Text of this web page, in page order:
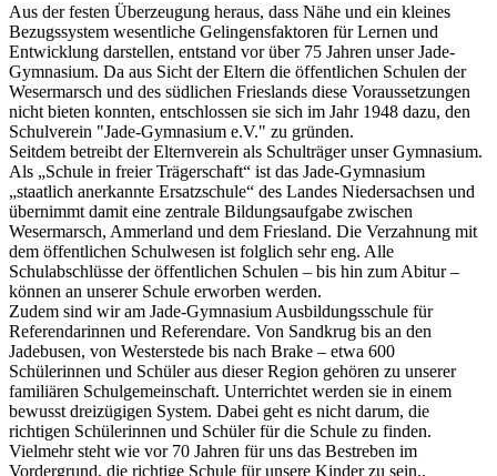
Aus der festen Überzeugung heraus, dass Nähe und ein kleines
Bezugssystem wesentliche Gelingensfaktoren für Lernen und
Entwicklung darstellen, entstand vor über 75 Jahren unser Jade-
Gymnasium. Da aus Sicht der Eltern die öffentlichen Schulen der
Wesermarsch und des südlichen Frieslands diese Voraussetzungen
nicht bieten konnten, entschlossen sie sich im Jahr 1948 dazu, den
Schulverein "Jade-Gymnasium e.V." zu gründen.
Seitdem betreibt der Elternverein als Schulträger unser Gymnasium.
Als „Schule in freier Trägerschaft“ ist das Jade-Gymnasium
„staatlich anerkannte Ersatzschule“ des Landes Niedersachsen und
übernimmt damit eine zentrale Bildungsaufgabe zwischen
Wesermarsch, Ammerland und dem Friesland. Die Verzahnung mit
dem öffentlichen Schulwesen ist folglich sehr eng. Alle
Schulabschlüsse der öffentlichen Schulen – bis hin zum Abitur –
können an unserer Schule erworben werden.
Zudem sind wir am Jade-Gymnasium Ausbildungsschule für
Referendarinnen und Referendare. Von Sandkrug bis an den
Jadebusen, von Westerstede bis nach Brake – etwa 600
Schülerinnen und Schüler aus dieser Region gehören zu unserer
familiären Schulgemeinschaft. Unterrichtet werden sie in einem
bewusst dreizügigen System. Dabei geht es nicht darum, die
richtigen Schülerinnen und Schüler für die Schule zu finden.
Vielmehr steht wie vor 70 Jahren für uns das Bestreben im
Vordergrund, die richtige Schule für unsere Kinder zu sein..